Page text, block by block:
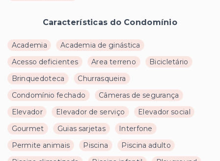
Características do Condomínio
Academia
Academia de ginástica
Acesso deficientes
Area terreno
Bicicletário
Brinquedoteca
Churrasqueira
Condomínio fechado
Câmeras de segurança
Elevador
Elevador de serviço
Elevador social
Gourmet
Guias sarjetas
Interfone
Permite animais
Piscina
Piscina adulto